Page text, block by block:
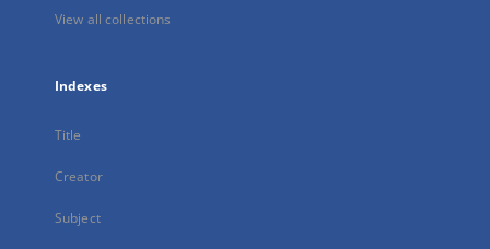
View all collections
Indexes
Title
Creator
Subject